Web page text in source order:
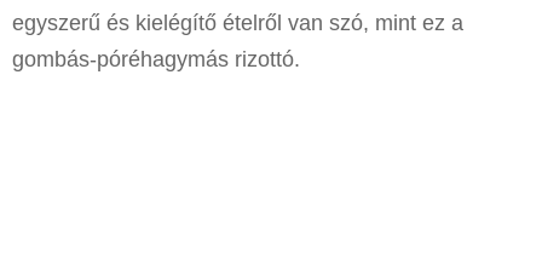
egyszerű és kielégítő ételről van szó, mint ez a
gombás-póréhagymás rizottó.